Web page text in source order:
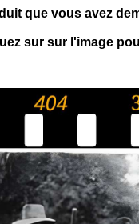
que vous avez
sur sur l'image